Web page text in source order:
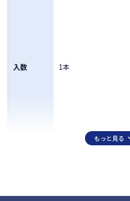
入数 1本
もっと見る